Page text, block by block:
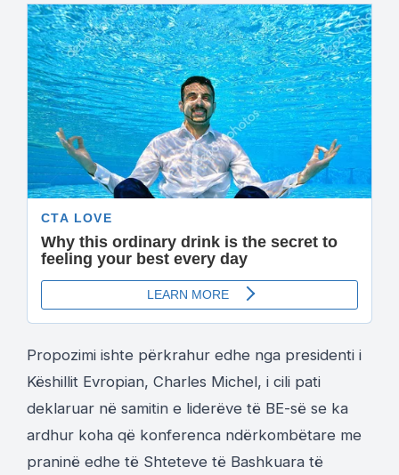
Propozimi ishte përkrahur edhe nga presidenti i
Këshillit Evropian, Charles Michel, i cili pati
deklaruar në samitin e liderëve të BE-së se ka
ardhur koha që konferenca ndërkombëtare me
praninë edhe të Shteteve të Bashkuara të